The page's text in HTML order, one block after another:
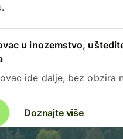
u inozemstvo,
ide dalje, bez obzira
Doznajte više